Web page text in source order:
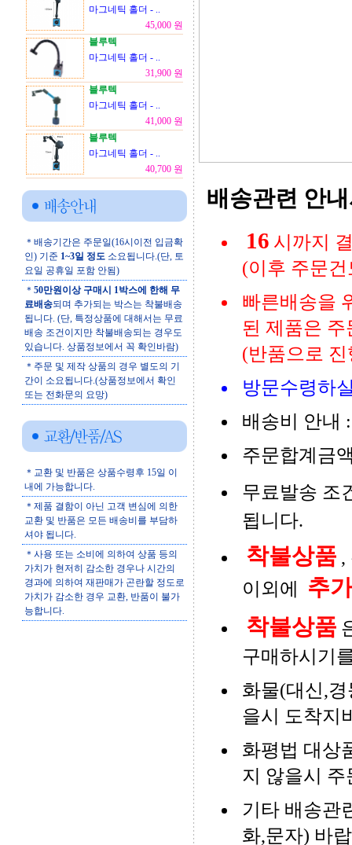
마그네틱 홀더 - ..
45,000 원
블루텍
마그네틱 홀더 - ..
31,900 원
블루텍
마그네틱 홀더 - ..
41,000 원
블루텍
마그네틱 홀더 - ..
40,700 원
＊배송기간은 주문일(16시이전 입금확
인) 기준 1~3일 정도소요됩니다.(단, 토
요일 공휴일 포함 안됨)
＊ 50만원이상 구매시 1박스에 한해 무
료배송되며 추가되는 박스는 착불배송
됩니다. (단, 특정상품에 대해서는 무료
배송 조건이지만 착불배송되는 경우도
있습니다. 상품정보에서 꼭 확인바람)
＊주문 및 제작 상품의 경우 별도의 기
간이 소요됩니다.(상품정보에서 확인
또는 전화문의 요망)
＊교환 및 반품은 상품수령후 15일 이
내에 가능합니다.
＊제품 결함이 아닌 고객 변심에 의한
교환 및 반품은 모든 배송비를 부담하
셔야 됩니다.
＊사용 또는 소비에 의하여 상품 등의
가치가 현저히 감소한 경우나 시간의
경과에 의하여 재판매가 곤란할 정도로
가치가 감소한 경우 교환, 반품이 불가
능합니다.
배송관련 안
16 시까지
(이후 주문
빠른배송을
된 제품은
(반품으로 진
방문수령하
배송비 안내
주문합계금
무료발송 조
됩니다.
착불상품 ,
이외에
추
착불상품
구매하시기
화물(대신,
을시 도착지
화평법 대상
지 않을시
기타 배송관
화,문자) 바